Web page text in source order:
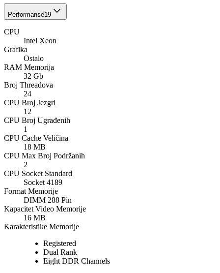
Performanse19
CPU
Intel Xeon
Grafika
Ostalo
RAM Memorija
32 Gb
Broj Threadova
24
CPU Broj Jezgri
12
CPU Broj Ugrađenih
1
CPU Cache Veličina
18 MB
CPU Max Broj Podržanih
2
CPU Socket Standard
Socket 4189
Format Memorije
DIMM 288 Pin
Kapacitet Video Memorije
16 MB
Karakteristike Memorije
Registered
Dual Rank
Eight DDR Channels